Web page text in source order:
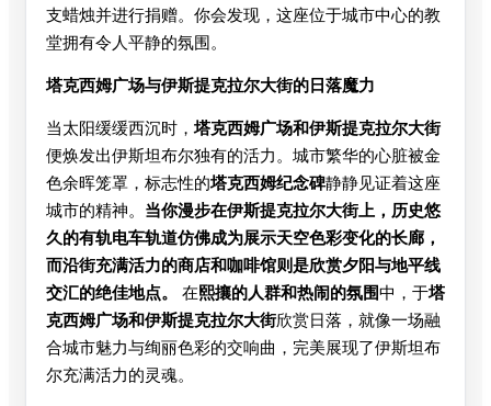
支蜡烛并进行捐赠。你会发现，这座位于城市中心的教
堂拥有令人平静的氛围。
塔克西姆广场与伊斯提克拉尔大街的日落魔力
当太阳缓缓西沉时，塔克西姆广场和伊斯提克拉尔大街
便焕发出伊斯坦布尔独有的活力。城市繁华的心脏被金
色余晖笼罩，标志性的塔克西姆纪念碑静静见证着这座
城市的精神。 当你漫步在伊斯提克拉尔大街上，历史悠
久的有轨电车轨道仿佛成为展示天空色彩变化的长廊，
而沿街充满活力的商店和咖啡馆则是欣赏夕阳与地平线
交汇的绝佳地点。
在熙攘的人群和热闹的氛围中，于塔
克西姆广场和伊斯提克拉尔大街欣赏日落，就像一场融
合城市魅力与绚丽色彩的交响曲，完美展现了伊斯坦布
尔充满活力的灵魂。